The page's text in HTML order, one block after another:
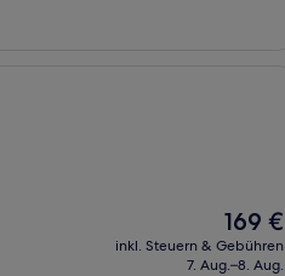
Der
Preis
beträgt
169 €
inkl. Steuern & Gebühren
7. Aug.–8. Aug.